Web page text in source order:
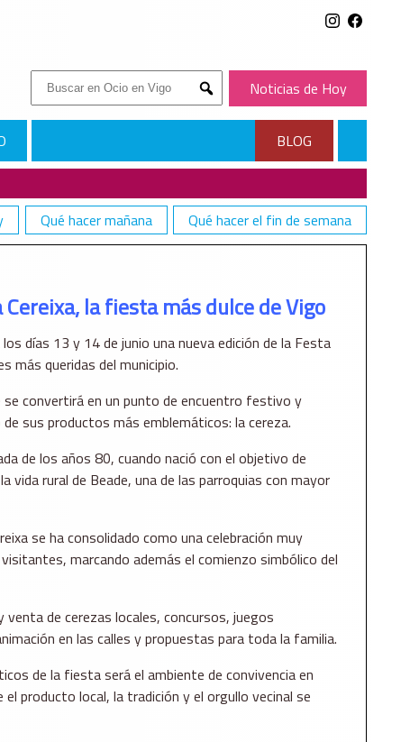
Buscar:
Submit
Noticias de Hoy
BLOG
Qué hacer mañana Qué hacer el fin de semana
la fiesta más dulce de Vigo
días 13 y 14 de junio una nueva edición de la Festa
más queridas del municipio.
convertirá en un punto de encuentro festivo y
sus productos más emblemáticos: la cereza.
de los años 80, cuando nació con el objetivo de
vida rural de Beade, una de las parroquias con mayor
se ha consolidado como una celebración muy
marcando además el comienzo simbólico del
de cerezas locales, concursos, juegos
en las calles y propuestas para toda la familia.
de la fiesta será el ambiente de convivencia en
producto local, la tradición y el orgullo vecinal se